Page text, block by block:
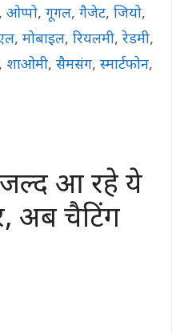
, ओप्पो, गूगल, गैजेट, जियो,
, मोबाइल, रियलमी, रेडमी,
, शाओमी, सैमसंग, स्मार्टफोन,
आ रहे ये
अब चैटिंग